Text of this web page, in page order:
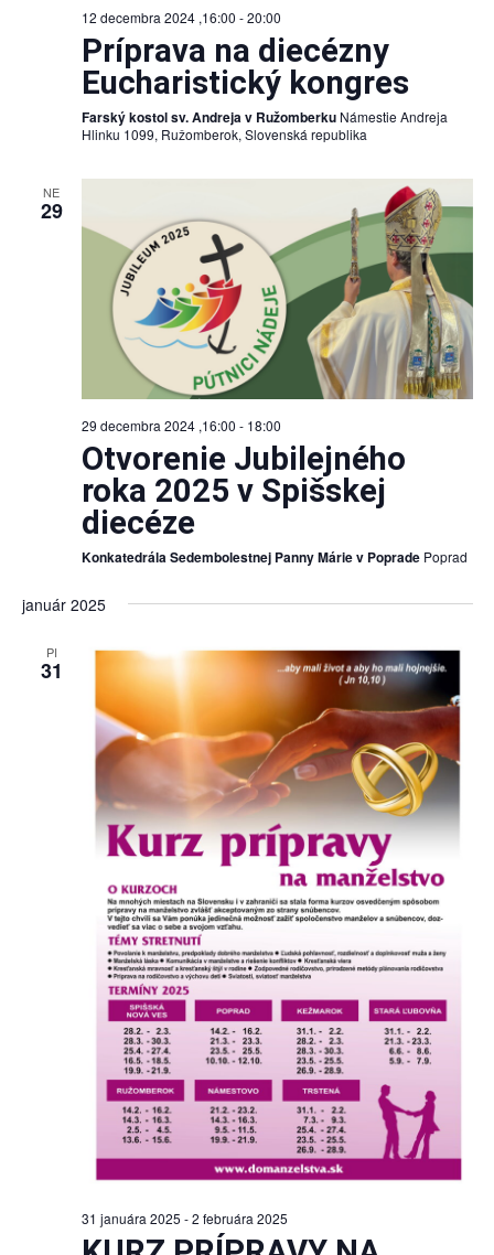
12 decembra 2024 ,16:00 -20:00
Príprava na diecézny
Eucharistický kongres
Farský kostol sv. Andreja v Ružomberku Námestie Andreja
Hlinku 1099, Ružomberok, Slovenská republika
NE
29
29 decembra 2024 ,16:00 - 18:00
Otvorenie Jubilejného
roka 2025 v Spišskej
diecéze
Konkatedrála Sedembolestnej Panny Márie v Poprade Poprad
január 2025
PI
31
31 januára 2025 -2 februára 2025